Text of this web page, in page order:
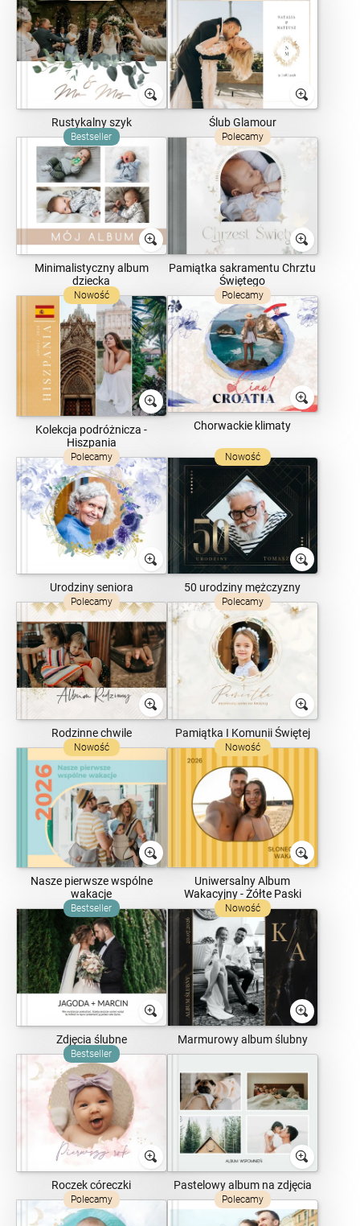
Rustykalny szyk Ślub Glamour
Bestseller
Minimalistyczny album
dziecka
Polecamy
Pamiątka sakramentu Chrztu
Świętego
Nowość
Kolekcja podróżnicza -
Hiszpania
Polecamy
Chorwackie klimaty
Polecamy
Urodziny seniora
Nowość
50 urodziny mężczyzny
Polecamy
Rodzinne chwile
Polecamy
Pamiątka I Komunii Świętej
Nowość
Nasze pierwsze wspólne
wakacje
Nowość
Uniwersalny Album
Wakacyjny - Żółte Paski
Bestseller
Zdjęcia ślubne
Nowość
Marmurowy album ślubny
Bestseller
Roczek córeczki Pastelowy album na zdjęcia
Polecamy Polecamy